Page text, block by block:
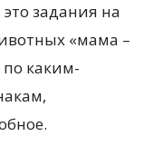
задания на
«мама –
каким-